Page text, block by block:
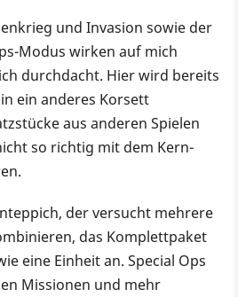
und Invasion sowie der
Modus wirken auf mich
durchdacht. Hier wird bereits
ein anderes Korsett
aus anderen Spielen
so richtig mit dem Kern-
der versucht mehrere
das Komplettpaket
eine Einheit an. Special Ops
Missionen und mehr